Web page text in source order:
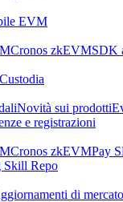
EVM
Cronos zkEVMSDK
Custodia
Novità sui prodotti
e registrazioni
Cronos zkEVMPay
Skill Repo
di mercato